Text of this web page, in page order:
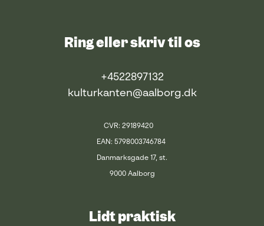
Ring eller skriv til os
+4522897132
kulturkanten@aalborg.dk
CVR: 29189420
EAN: 5798003746784
Danmarksgade 17, st.
9000 Aalborg
Lidt praktisk